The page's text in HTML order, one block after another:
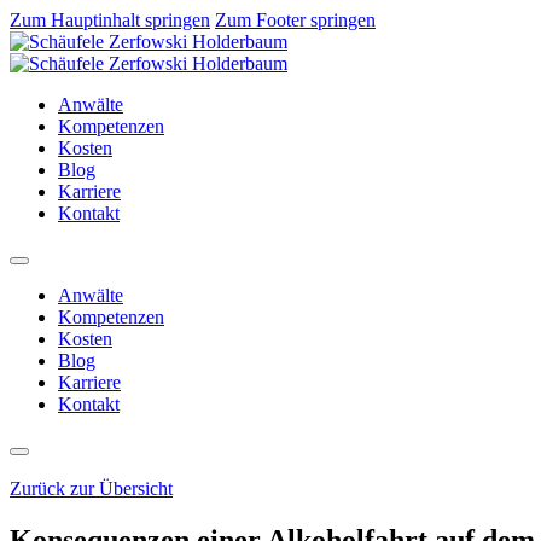
Zum Hauptinhalt springen Zum Footer springen
Anwälte
Kompetenzen
Kosten
Blog
Karriere
Kontakt
Anwälte
Kompetenzen
Kosten
Blog
Karriere
Kontakt
Zurück zur Übersicht